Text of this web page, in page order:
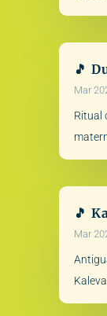
🎵
Mar
Ritual
🎵
Mar
Kaleva